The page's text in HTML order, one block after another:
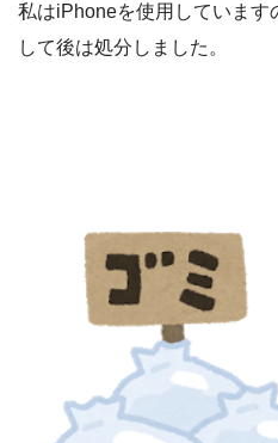
私はiPhoneを使用していま
して後は処分しました。